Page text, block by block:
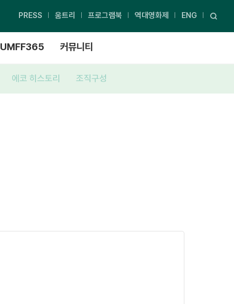
PRESS 움트리 프로그램북 역대영화제 ENG
UMFF365 커뮤니티
에코 히스토리 조직구성